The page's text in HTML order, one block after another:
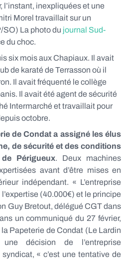
l’instant, inexpliquées et une
Morel travaillait sur un
SO) La photo du journal Sud-
du choc.
six mois aux Chapiaux. Il avait
de karaté de Terrasson où il
Il avait fréquenté le collège
Il avait été agent de sécurité
Intermarché et travaillait pour
octobre.
de Condat a assigné les élus
de sécurité et des conditions
Périgueux. Deux machines
avant d’être mises en
indépendant. « L’entreprise
(40.000€) et le principe
Guy Bretout, délégué CGT dans
un communiqué du 27 février,
Papeterie de Condat (Le Lardin
une décision de l’entreprise
« c’est une tentative de